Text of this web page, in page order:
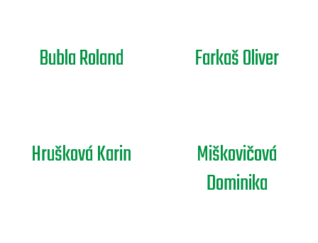
Bubla Roland Farkaš Oliver
Hrušková Karin
Miškovičová
Dominika